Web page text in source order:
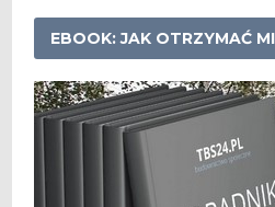
EBOOK: JAK OTRZYMAĆ